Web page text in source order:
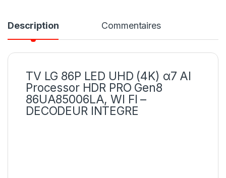
Description Commentaires
TV LG 86P LED UHD (4K) α7 AI
Processor HDR PRO Gen8
86UA85006LA, WI FI –
DECODEUR INTEGRE